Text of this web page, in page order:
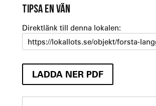
TIPSA EN VÄN
Direktlänk till denna lokalen:
LADDA NER PDF